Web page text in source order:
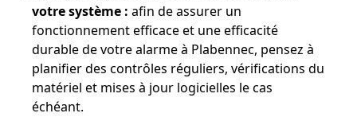
votre système : afin de assurer un
fonctionnement efficace et une efficacité
durable de votre alarme à Plabennec, pensez à
planifier des contrôles réguliers, vérifications du
matériel et mises à jour logicielles le cas
échéant.